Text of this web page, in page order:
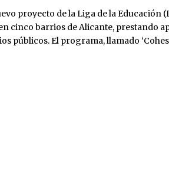
proyecto de la Liga de la
cinco barrios de Alicante, prestando
públicos. El programa, llamado